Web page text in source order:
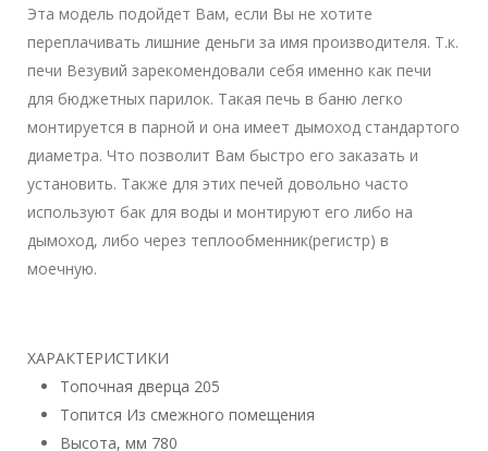
Эта модель подойдет Вам, если Вы не хотите
переплачивать лишние деньги за имя производителя. Т.к.
печи Везувий зарекомендовали себя именно как печи
для бюджетных парилок. Такая печь в баню легко
монтируется в парной и она имеет дымоход стандартого
диаметра. Что позволит Вам быстро его заказать и
установить. Также для этих печей довольно часто
используют бак для воды и монтируют его либо на
дымоход, либо через теплообменник(регистр) в
моечную.
ХАРАКТЕРИСТИКИ
Топочная дверца 205
Топится Из смежного помещения
Высота, мм 780